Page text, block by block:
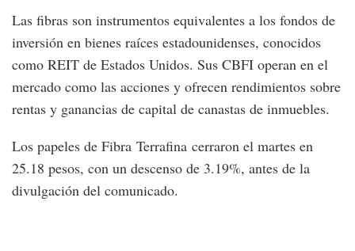
Las fibras son instrumentos equivalentes a los fondos de
inversión en bienes raíces estadounidenses, conocidos
como REIT de Estados Unidos. Sus CBFI operan en el
mercado como las acciones y ofrecen rendimientos sobre
rentas y ganancias de capital de canastas de inmuebles.
Los papeles de Fibra Terrafina cerraron el martes en
25.18 pesos, con un descenso de 3.19%, antes de la
divulgación del comunicado.